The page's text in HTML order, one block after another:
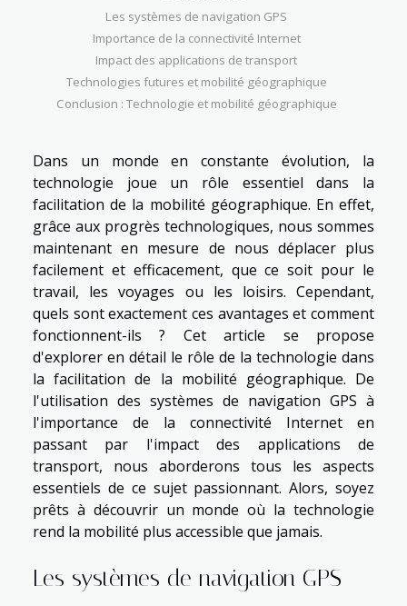
Les systèmes de navigation GPS
Importance de la connectivité Internet
Impact des applications de transport
Technologies futures et mobilité géographique
Conclusion : Technologie et mobilité géographique
Dans un monde en constante évolution, la
technologie joue un rôle essentiel dans la
facilitation de la mobilité géographique. En effet,
grâce aux progrès technologiques, nous sommes
maintenant en mesure de nous déplacer plus
facilement et efficacement, que ce soit pour le
travail, les voyages ou les loisirs. Cependant,
quels sont exactement ces avantages et comment
fonctionnent-ils ? Cet article se propose
d'explorer en détail le rôle de la technologie dans
la facilitation de la mobilité géographique. De
l'utilisation des systèmes de navigation GPS à
l'importance de la connectivité Internet en
passant par l'impact des applications de
transport, nous aborderons tous les aspects
essentiels de ce sujet passionnant. Alors, soyez
prêts à découvrir un monde où la technologie
rend la mobilité plus accessible que jamais.
Les systèmes de navigation GPS